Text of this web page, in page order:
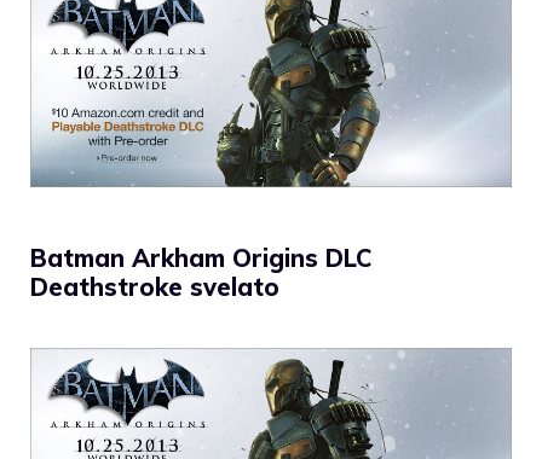
Batman Arkham Origins DLC
Deathstroke svelato